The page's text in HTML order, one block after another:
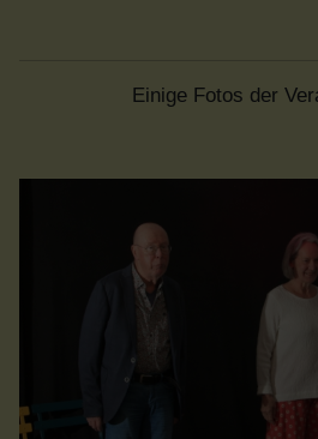
Einige Fotos der